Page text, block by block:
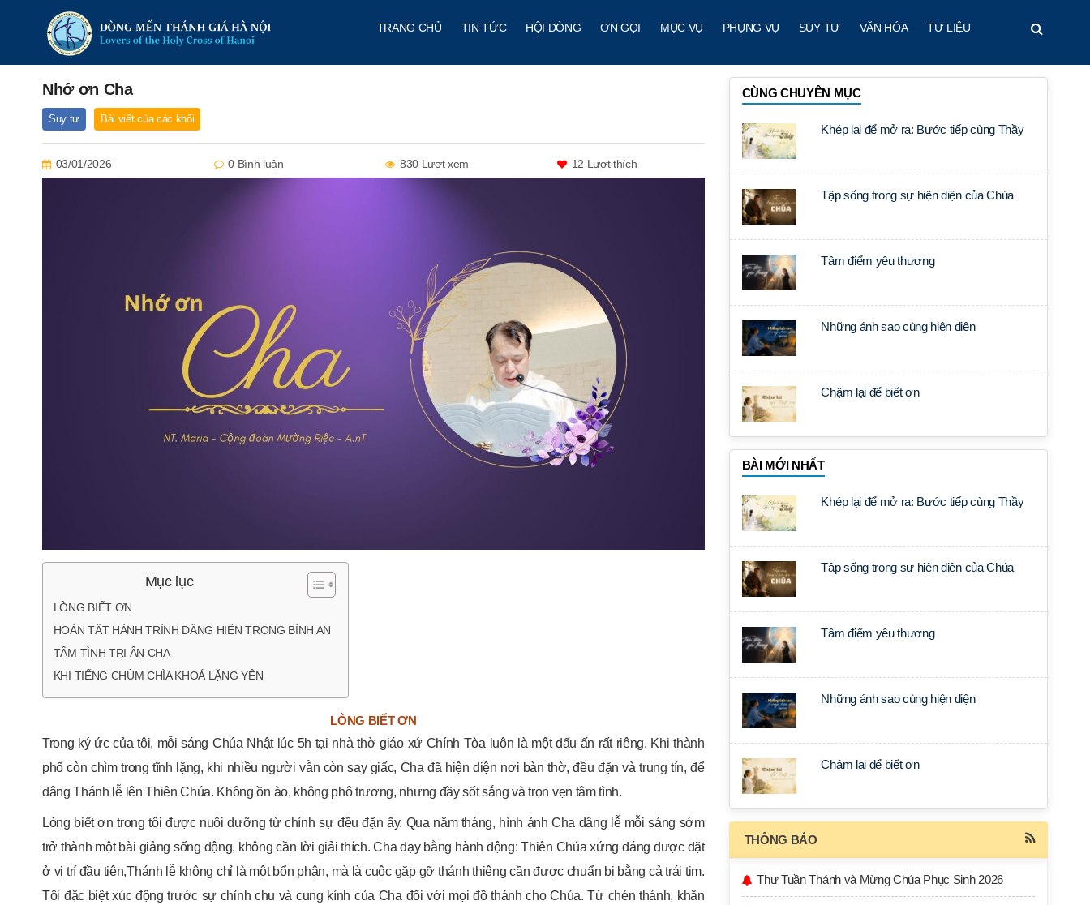
TRANG CHỦ TIN TỨC HỘI DÒNG ƠN GỌI MỤC VỤ PHỤNG VỤ SUY TƯ VĂN HÓA TƯ LIỆU
Nhớ ơn Cha
Suy tư Bài viết của các khối
03/01/2026 0 Bình luận 830 Lượt xem 12 Lượt thích
Mục lục
LÒNG BIẾT ƠN
HOÀN TẤT HÀNH TRÌNH DÂNG HIẾN TRONG BÌNH AN
TÂM TÌNH TRI ÂN CHA
KHI TIẾNG CHÙM CHÌA KHOÁ LẶNG YÊN
LÒNG BIẾT ƠN
Trong ký ức của tôi, mỗi sáng Chúa Nhật lúc 5h tại nhà thờ giáo xứ Chính Tòa luôn là một dấu ấn rất riêng. Khi thành
phố còn chìm trong tĩnh lặng, khi nhiều người vẫn còn say giấc, Cha đã hiện diện nơi bàn thờ, đều đặn và trung tín, để
dâng Thánh lễ lên Thiên Chúa. Không ồn ào, không phô trương, nhưng đầy sốt sắng và trọn vẹn tâm tình.
Lòng biết ơn trong tôi được nuôi dưỡng từ chính sự đều đặn ấy. Qua năm tháng, hình ảnh Cha dâng lễ mỗi sáng sớm
trở thành một bài giảng sống động, không cần lời giải thích. Cha dạy bằng hành động: Thiên Chúa xứng đáng được đặt
ở vị trí đầu tiên,Thánh lễ không chỉ là một bổn phận, mà là cuộc gặp gỡ thánh thiêng cần được chuẩn bị bằng cả trái tim.
Tôi đặc biệt xúc động trước sự chỉnh chu và cung kính của Cha đối với mọi đồ thánh cho Chúa. Từ chén thánh, khăn
CÙNG CHUYÊN MỤC
Khép lại để mở ra: Bước tiếp cùng Thầy
Tập sống trong sự hiện diện của Chúa
Tâm điểm yêu thương
Những ánh sao cùng hiện diện
Chậm lại để biết ơn
BÀI MỚI NHẤT
Khép lại để mở ra: Bước tiếp cùng Thầy
Tập sống trong sự hiện diện của Chúa
Tâm điểm yêu thương
Những ánh sao cùng hiện diện
Chậm lại để biết ơn
THÔNG BÁO
Thư Tuần Thánh và Mừng Chúa Phục Sinh 2026